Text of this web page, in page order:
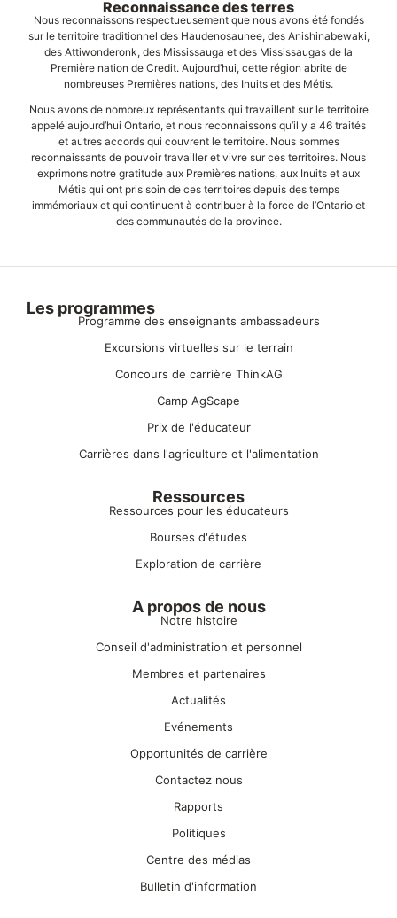
Reconnaissance des terres
Nous reconnaissons respectueusement que nous avons été fondés
sur le territoire traditionnel des Haudenosaunee, des Anishinabewaki,
des Attiwonderonk, des Mississauga et des Mississaugas de la
Première nation de Credit. Aujourd’hui, cette région abrite de
nombreuses Premières nations, des Inuits et des Métis.
Nous avons de nombreux représentants qui travaillent sur le territoire
appelé aujourd’hui Ontario, et nous reconnaissons qu’il y a 46 traités
et autres accords qui couvrent le territoire. Nous sommes
reconnaissants de pouvoir travailler et vivre sur ces territoires. Nous
exprimons notre gratitude aux Premières nations, aux Inuits et aux
Métis qui ont pris soin de ces territoires depuis des temps
immémoriaux et qui continuent à contribuer à la force de l’Ontario et
des communautés de la province.
Les programmes
Programme des enseignants ambassadeurs
Excursions virtuelles sur le terrain
Concours de carrière ThinkAG
Camp AgScape
Prix de l'éducateur
Carrières dans l'agriculture et l'alimentation
Ressources
Ressources pour les éducateurs
Bourses d'études
Exploration de carrière
A propos de nous
Notre histoire
Conseil d'administration et personnel
Membres et partenaires
Actualités
Evénements
Opportunités de carrière
Contactez nous
Rapports
Politiques
Centre des médias
Bulletin d'information